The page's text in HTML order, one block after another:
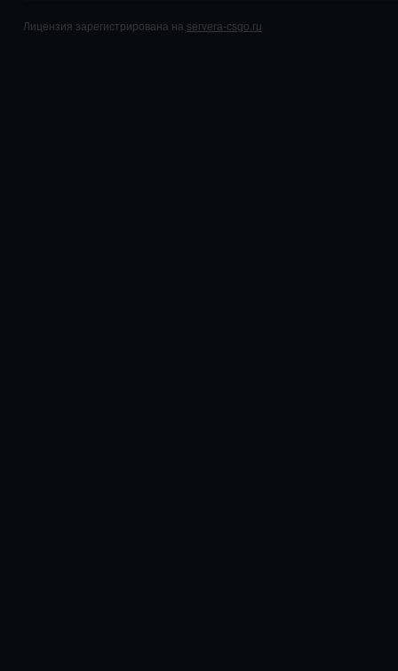
Лицензия зарегистрирована на servera-csgo.ru